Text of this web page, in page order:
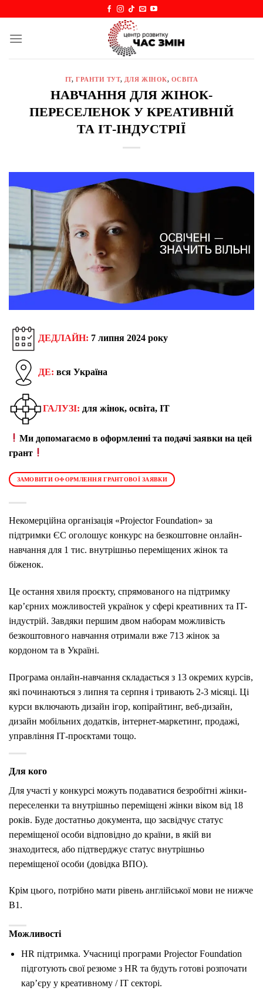
content
IT, ГРАНТИ ТУТ, ДЛЯ ЖІНОК, ОСВІТА
НАВЧАННЯ ДЛЯ ЖІНОК-
ПЕРЕСЕЛЕНОК У КРЕАТИВНІЙ
ТА ІТ-ІНДУСТРІЇ
ДЕДЛАЙН: 7 липня 2024 року
ДЕ: вся Україна
ГАЛУЗІ: для жінок, освіта, IT
Ми допомагаємо в оформленні та подачі заявки на цей
грант
ЗАМОВИТИ ОФОРМЛЕННЯ ГРАНТОВОЇ ЗАЯВКИ
Некомерційна організація «Projector Foundation» за
підтримки ЄС оголошує конкурс на безкоштовне онлайн-
навчання для 1 тис. внутрішньо переміщених жінок та
біженок.
Це остання хвиля проєкту, спрямованого на підтримку
кар’єрних можливостей українок у сфері креативних та IT-
індустрій. Завдяки першим двом наборам можливість
безкоштовного навчання отримали вже 713 жінок за
кордоном та в Україні.
Програма онлайн-навчання складається з 13 окремих курсів,
які починаються з липня та серпня і тривають 2-3 місяці. Ці
курси включають дизайн ігор, копірайтинг, веб-дизайн,
дизайн мобільних додатків, інтернет-маркетинг, продажі,
управління ІТ-проєктами тощо.
Для кого
Для участі у конкурсі можуть подаватися безробітні жінки-
переселенки та внутрішньо переміщені жінки віком від 18
років. Буде достатньо документа, що засвідчує статус
переміщеної особи відповідно до країни, в якій ви
знаходитеся, або підтверджує статус внутрішньо
переміщеної особи (довідка ВПО).
Крім цього, потрібно мати рівень англійської мови не нижче
B1.
Можливості
HR підтримка. Учасниці програми Projector Foundation
підготують свої резюме з HR та будуть готові розпочати
кар’єру у креативному / IT секторі.